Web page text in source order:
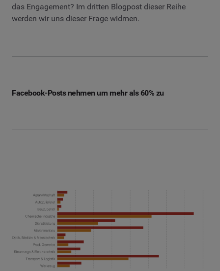
das Engagement? Im dritten Blogpost dieser Reihe
werden wir uns dieser Frage widmen.
Facebook-Posts nehmen um mehr als 60% zu